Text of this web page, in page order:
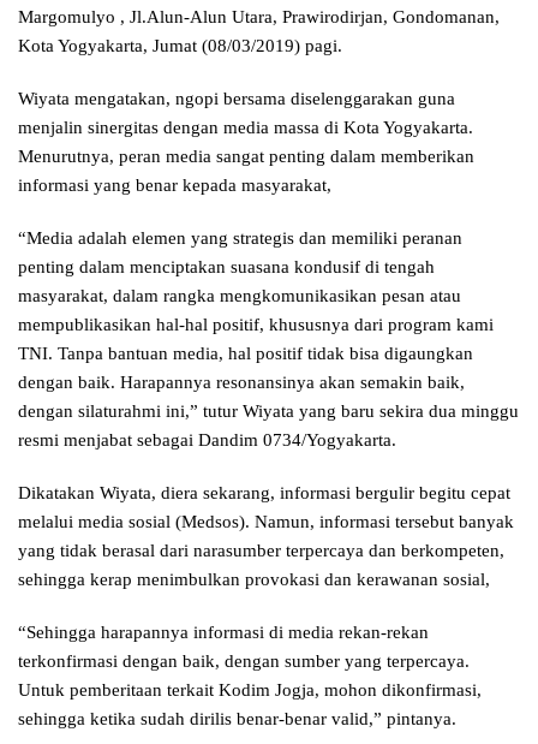
Margomulyo , Jl.Alun-Alun Utara, Prawirodirjan, Gondomanan,
Kota Yogyakarta, Jumat (08/03/2019) pagi.
Wiyata mengatakan, ngopi bersama diselenggarakan guna
menjalin sinergitas dengan media massa di Kota Yogyakarta.
Menurutnya, peran media sangat penting dalam memberikan
informasi yang benar kepada masyarakat,
“Media adalah elemen yang strategis dan memiliki peranan
penting dalam menciptakan suasana kondusif di tengah
masyarakat, dalam rangka mengkomunikasikan pesan atau
mempublikasikan hal-hal positif, khususnya dari program kami
TNI. Tanpa bantuan media, hal positif tidak bisa digaungkan
dengan baik. Harapannya resonansinya akan semakin baik,
dengan silaturahmi ini,” tutur Wiyata yang baru sekira dua minggu
resmi menjabat sebagai Dandim 0734/Yogyakarta.
Dikatakan Wiyata, diera sekarang, informasi bergulir begitu cepat
melalui media sosial (Medsos). Namun, informasi tersebut banyak
yang tidak berasal dari narasumber terpercaya dan berkompeten,
sehingga kerap menimbulkan provokasi dan kerawanan sosial,
“Sehingga harapannya informasi di media rekan-rekan
terkonfirmasi dengan baik, dengan sumber yang terpercaya.
Untuk pemberitaan terkait Kodim Jogja, mohon dikonfirmasi,
sehingga ketika sudah dirilis benar-benar valid,” pintanya.